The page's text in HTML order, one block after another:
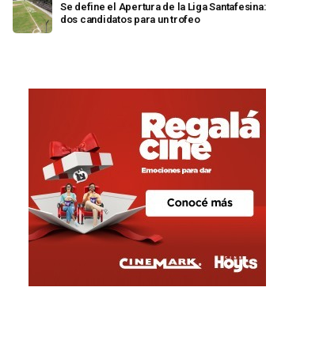
Se define el Apertura de la Liga Santafesina:
dos candidatos para un trofeo